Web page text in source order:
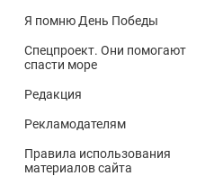
Я помню День Победы
Спецпроект. Они помогают
спасти море
Редакция
Рекламодателям
Правила использования
материалов сайта